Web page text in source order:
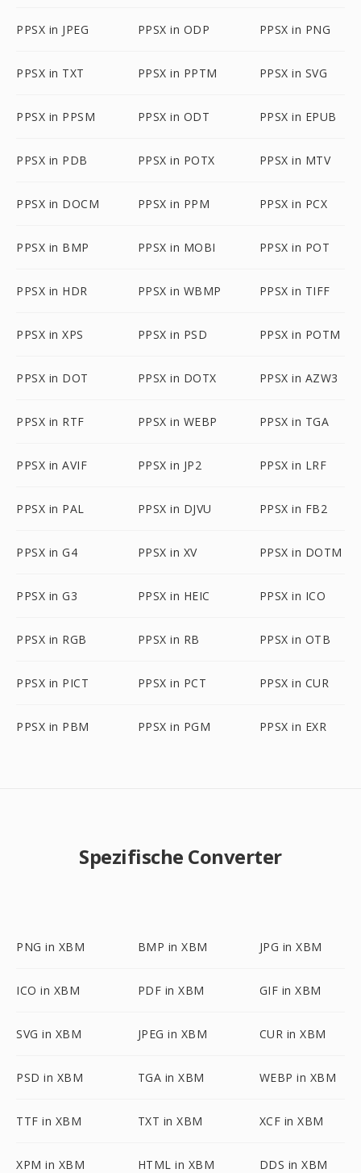
PPSX in JPEG PPSX in ODP PPSX in PNG
PPSX in TXT PPSX in PPTM PPSX in SVG
PPSX in PPSM PPSX in ODT PPSX in EPUB
PPSX in PDB PPSX in POTX PPSX in MTV
PPSX in DOCM PPSX in PPM PPSX in PCX
PPSX in BMP PPSX in MOBI PPSX in POT
PPSX in HDR PPSX in WBMP PPSX in TIFF
PPSX in XPS PPSX in PSD PPSX in POTM
PPSX in DOT PPSX in DOTX PPSX in AZW3
PPSX in RTF PPSX in WEBP PPSX in TGA
PPSX in AVIF PPSX in JP2 PPSX in LRF
PPSX in PAL PPSX in DJVU PPSX in FB2
PPSX in G4 PPSX in XV PPSX in DOTM
PPSX in G3 PPSX in HEIC PPSX in ICO
PPSX in RGB PPSX in RB PPSX in OTB
PPSX in PICT PPSX in PCT PPSX in CUR
PPSX in PBM PPSX in PGM PPSX in EXR
Spezifische Converter
PNG in XBM BMP in XBM JPG in XBM
ICO in XBM PDF in XBM GIF in XBM
SVG in XBM JPEG in XBM CUR in XBM
PSD in XBM TGA in XBM WEBP in XBM
TTF in XBM TXT in XBM XCF in XBM
XPM in XBM HTML in XBM DDS in XBM